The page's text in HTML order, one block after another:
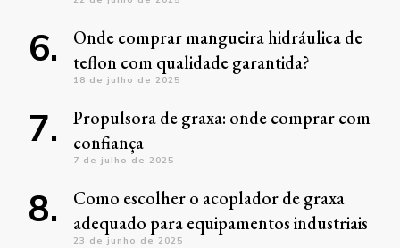
Onde comprar mangueira hidráulica de
teflon com qualidade garantida?
18 de julho de 2025
Propulsora de graxa: onde comprar com
confiança
7 de julho de 2025
Como escolher o acoplador de graxa
adequado para equipamentos industriais
23 de junho de 2025